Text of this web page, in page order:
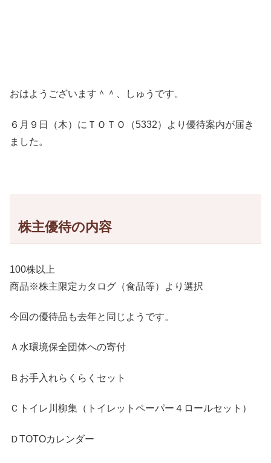
おはようございます＾＾、しゅうです。
６月９日（木）にＴＯＴＯ（5332）より優待案内が届き
ました。
株主優待の内容
100株以上
商品※株主限定カタログ（食品等）より選択
今回の優待品も去年と同じようです。
Ａ水環境保全団体への寄付
Ｂお手入れらくらくセット
Ｃトイレ川柳集（トイレットペーパー４ロールセット）
ＤTOTOカレンダー